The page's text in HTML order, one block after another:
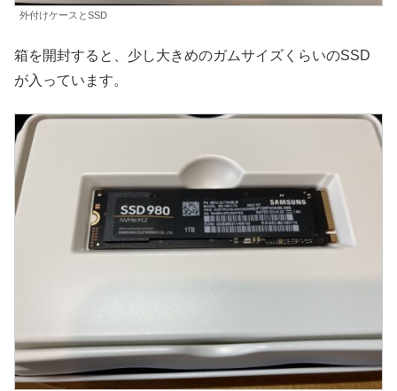
外付けケースとSSD
箱を開封すると、少し大きめのガムサイズくらいのSSD
が入っています。